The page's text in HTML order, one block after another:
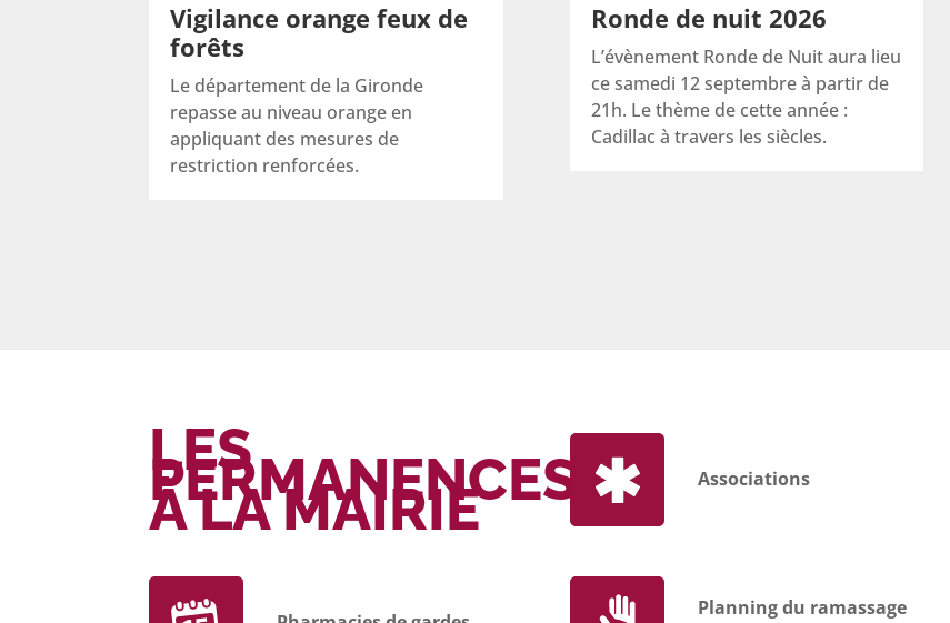
Vigilance orange feux de
forêts
Le département de la Gironde
repasse au niveau orange en
appliquant des mesures de
restriction renforcées.
Ronde de nuit 2026
L’évènement Ronde de Nuit aura lieu
ce samedi 12 septembre à partir de
21h. Le thème de cette année :
Cadillac à travers les siècles.
LES
PERMANENCES
À LA MAIRIE Associations
Planning du ramassage